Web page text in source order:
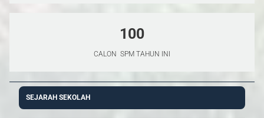
DELIMA
100
CALON SPM TAHUN INI
SEJARAH SEKOLAH